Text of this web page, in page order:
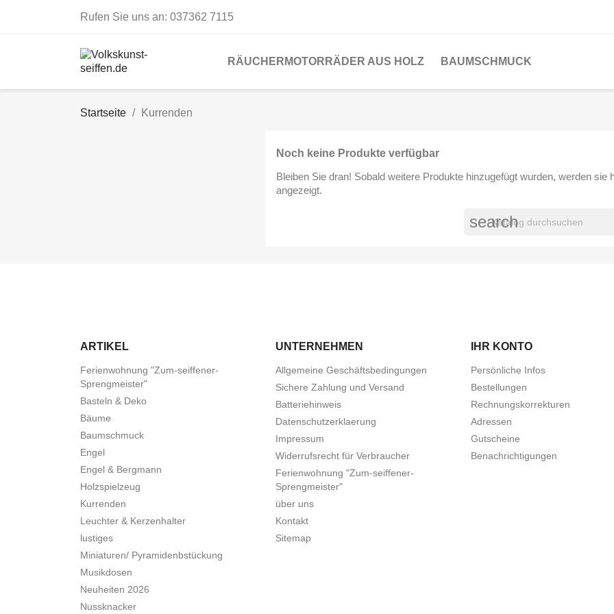
Rufen Sie uns an: 037362 7115
RÄUCHERMOTORRÄDER AUS HOLZ BAUMSCHMUCK
Startseite Kurrenden
Noch keine Produkte verfügbar
Bleiben Sie dran! Sobald weitere Produkte hinzugefügt wurden, werden sie
angezeigt.
search
ARTIKEL
Ferienwohnung "Zum-seiffener-
Sprengmeister"
Basteln & Deko
Bäume
Baumschmuck
Engel
Engel & Bergmann
Holzspielzeug
Kurrenden
Leuchter & Kerzenhalter
lustiges
Miniaturen/ Pyramidenbstückung
Musikdosen
Neuheiten 2026
Nussknacker
UNTERNEHMEN
Allgemeine Geschäftsbedingungen
Sichere Zahlung und Versand
Batteriehinweis
Datenschutzerklaerung
Impressum
Widerrufsrecht für Verbraucher
Ferienwohnung "Zum-seiffener-
Sprengmeister"
über uns
Kontakt
Sitemap
IHR KONTO
Persönliche Infos
Bestellungen
Rechnungskorrekturen
Adressen
Gutscheine
Benachrichtigungen